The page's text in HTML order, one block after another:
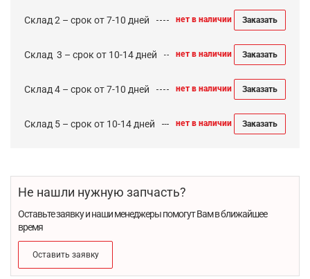
Склад 2 – срок от 7-10 дней нет в наличии Заказать
Cклад 3 – срок от 10-14 дней нет в наличии Заказать
Склад 4 – срок от 7-10 дней нет в наличии Заказать
Склад 5 – срок от 10-14 дней нет в наличии Заказать
Не нашли нужную запчасть?
Оставьте заявку и наши менеджеры помогут Вам в ближайшее
время
Оставить заявку